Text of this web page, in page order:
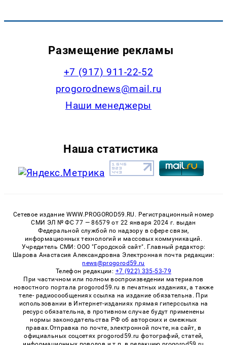
Размещение рекламы
+7 (917) 911-22-52
progorodnews@mail.ru
Наши менеджеры
Наша статистика
Сетевое издание WWW.PROGOROD59.RU. Регистрационный номер
СМИ ЭЛ № ФС 77 — 86579 от 22 января 2024 г. выдан
Федеральной службой по надзору в сфере связи,
информационных технологий и массовых коммуникаций.
Учредитель СМИ: ООО "Городской сайт". Главный редактор:
Шарова Анастасия Александровна Электронная почта редакции:
news@progorod59.ru
Телефон редакции: +7 (922) 335-53-79
При частичном или полном воспроизведении материалов
новостного портала progorod59.ru в печатных изданиях, а также
теле- радиосообщениях ссылка на издание обязательна. При
использовании в Интернет-изданиях прямая гиперссылка на
ресурс обязательна, в противном случае будут применены
нормы законодательства РФ об авторских и смежных
правах.Отправка по почте, электронной почте, на сайт, в
официальных соцсетях progorod59.ru фотографий, статей,